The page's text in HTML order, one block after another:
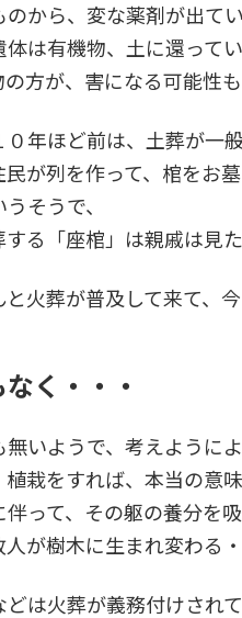
から、変な薬剤が出て
体は有機物、土に還って
方が、害になる可能性
年ほど前は、土葬が一
が列を作って、棺をお
そうで、
る「座棺」は親戚は見
と火葬が普及して来て、
く・・・
いようで、考えように
植栽をすれば、本当の意
って、その躯の養分を
が樹木に生まれ変わる
は火葬が義務付けされ